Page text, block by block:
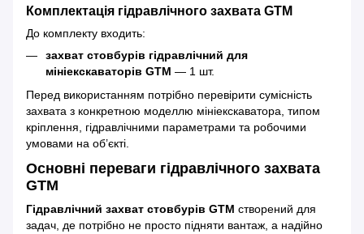
Комплектація гідравлічного захвата GTM
До комплекту входить:
захват стовбурів гідравлічний для
мініекскаваторів GTM — 1 шт.
Перед використанням потрібно перевірити сумісність
захвата з конкретною моделлю мініекскаватора, типом
кріплення, гідравлічними параметрами та робочими
умовами на об’єкті.
Основні переваги гідравлічного захвата
GTM
Гідравлічний захват стовбурів GTM створений для
задач, де потрібно не просто підняти вантаж, а надійно